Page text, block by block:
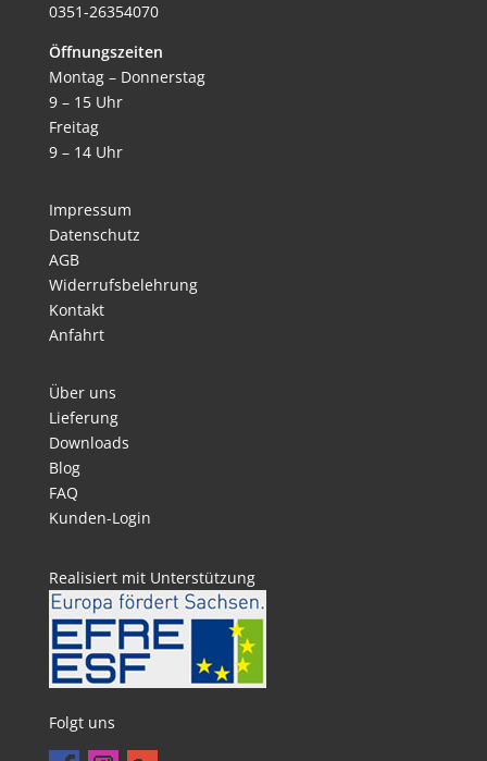
0351-26354070
Öffnungszeiten
Montag – Donnerstag
9 – 15 Uhr
Freitag
9 – 14 Uhr
Impressum
Datenschutz
AGB
Widerrufsbelehrung
Kontakt
Anfahrt
Über uns
Lieferung
Downloads
Blog
FAQ
Kunden-Login
Realisiert mit Unterstützung
Folgt uns